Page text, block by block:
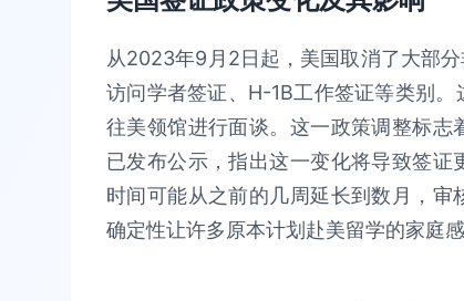
从2023年9月2日起，美国取消了大部
访问学者签证、H-1B工作签证等类别
往美领馆进行面谈。这一政策调整标
已发布公示，指出这一变化将导致签
时间可能从之前的几周延长到数月，
确定性让许多原本计划赴美留学的家庭感